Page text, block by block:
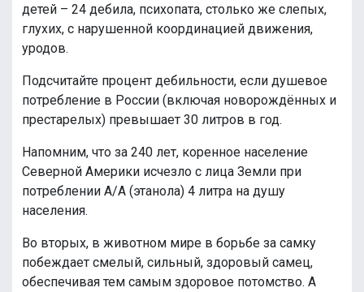
детей – 24 дебила, психопата, столько же слепых,
глухих, с нарушенной координацией движения,
уродов.
Подсчитайте процент дебильности, если душевое
потребление в России (включая новорождённых и
престарелых) превышает 30 литров в год.
Напомним, что за 240 лет, коренное население
Северной Америки исчезло с лица Земли при
потреблении А/А (этанола) 4 литра на душу
населения.
Во вторых, в животном мире в борьбе за самку
побеждает смелый, сильный, здоровый самец,
обеспечивая тем самым здоровое потомство. А